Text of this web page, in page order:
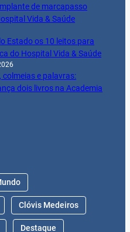
de marcapasso
Vida & Saúde
Estado os 10 leitos para
do Hospital Vida & Saúde
colmeias e palavras:
dois livros na Academia
Clóvis Medeiros
Destaque